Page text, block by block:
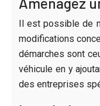
Il est possible de
modifications
démarches sont
véhicule en y
des entreprises